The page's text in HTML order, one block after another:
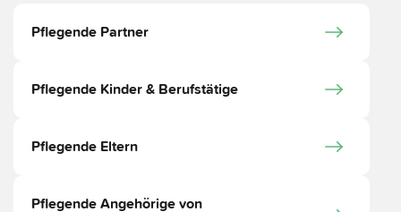
Pflegende Partner
Pflegende Kinder & Berufstätige
Pflegende Eltern
Pflegende Angehörige von